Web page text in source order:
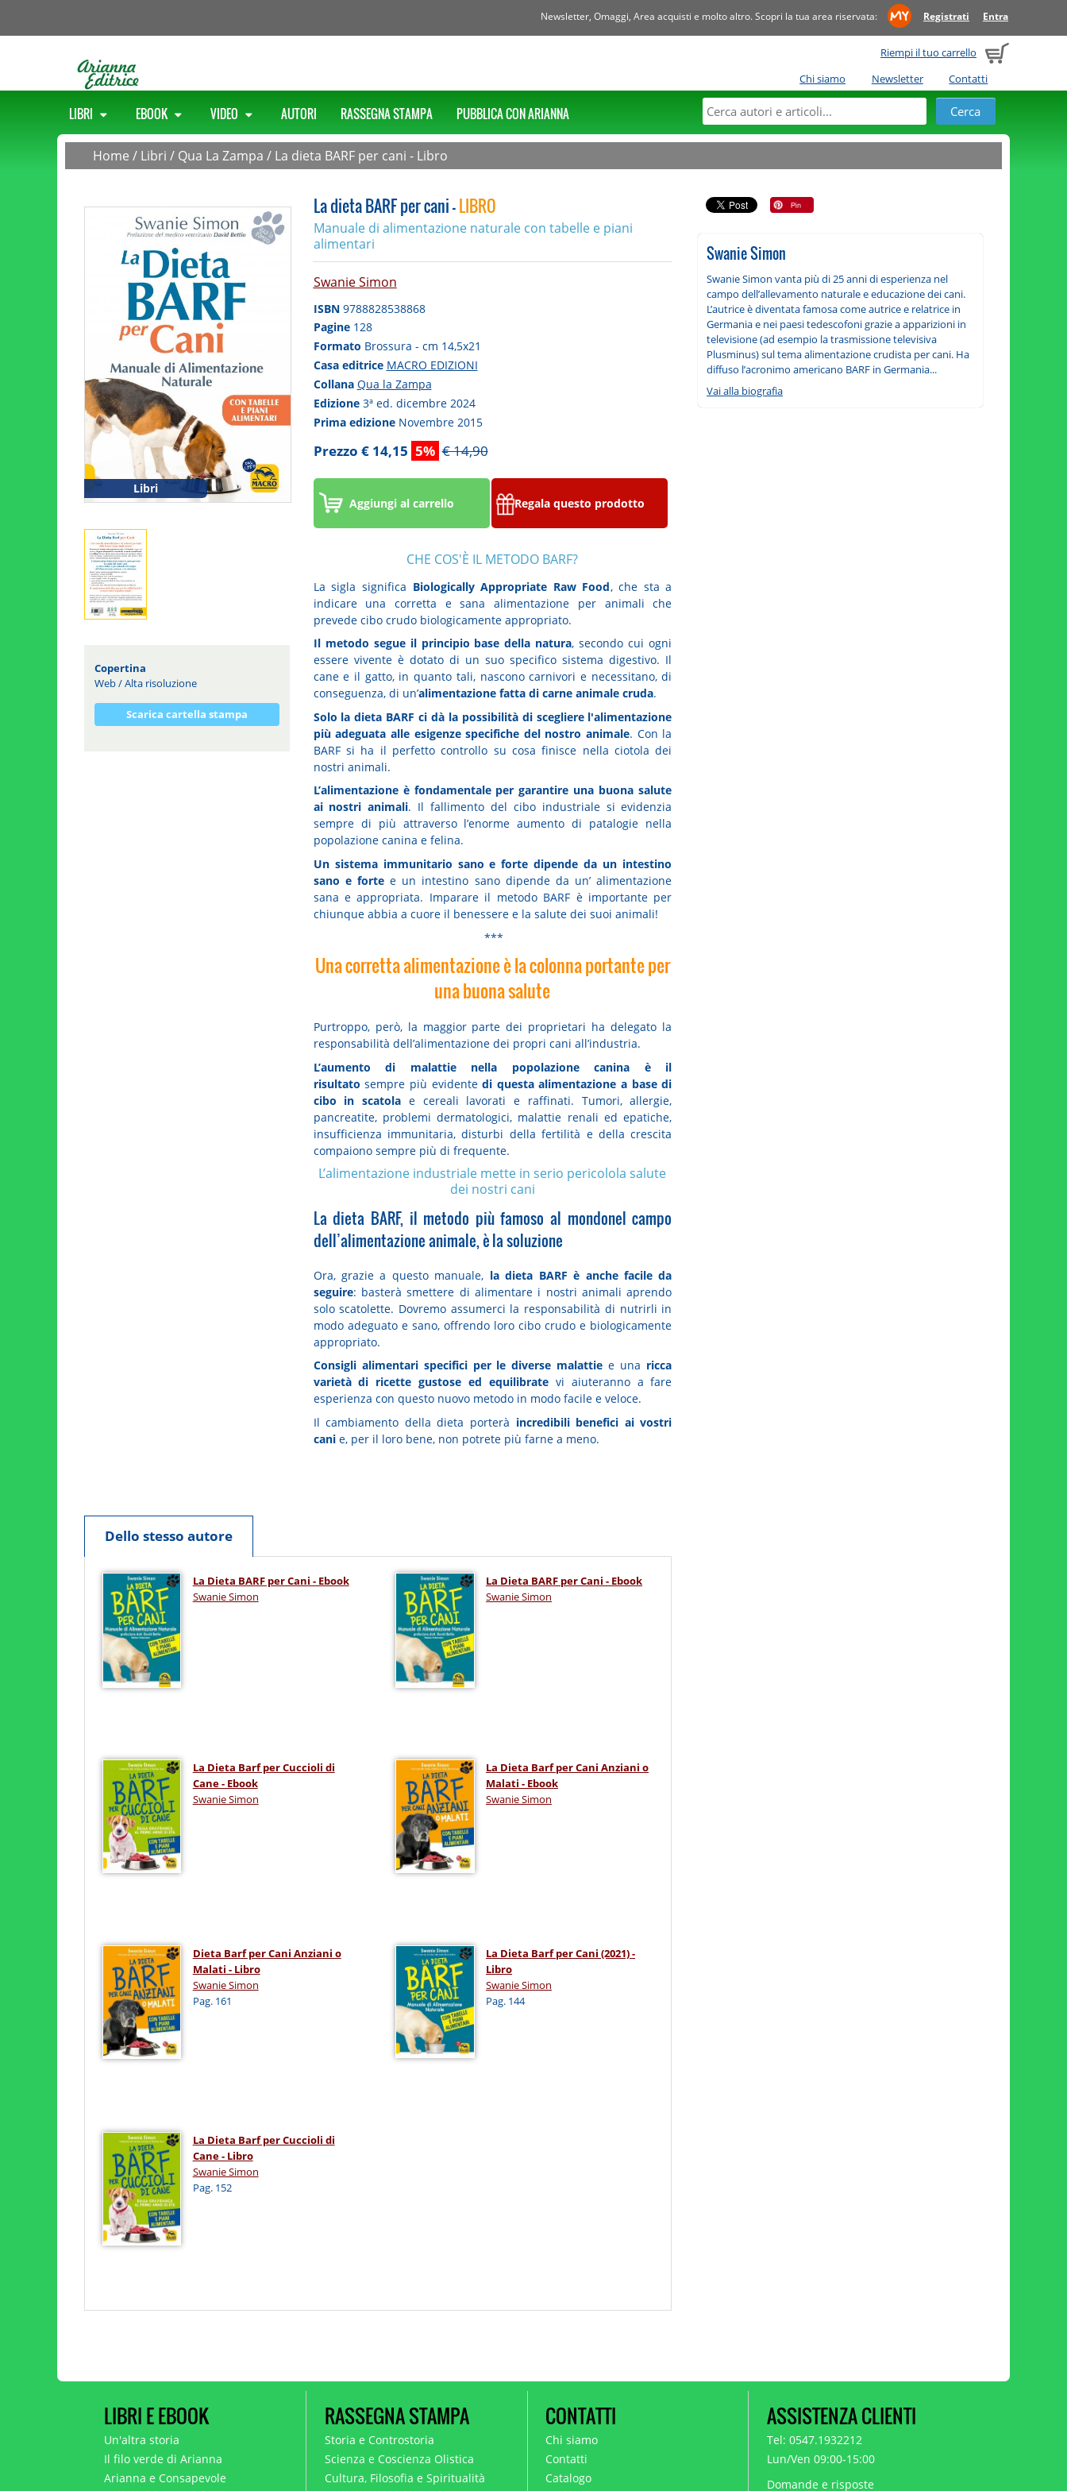
Newsletter, Omaggi, Area acquisti e molto altro. Scopri la tua area riservata: Registrati Entra
Riempi il tuo carrello
Chi siamo
Newsletter Contatti
LIBRI EBOOK VIDEO AUTORI RASSEGNA STAMPA PUBBLICA CON ARIANNA
Home / Libri / Qua La Zampa / La dieta BARF per cani - Libro
Libri
Copertina
Web/Alta risoluzione
Scarica cartella stampa
La dieta BARF per cani -LIBRO
Manuale di alimentazione naturale con tabelle e piani
alimentari
Swanie Simon
ISBN 9788828538868
Pagine 128
Formato Brossura - cm 14,5x21
Casa editrice MACRO EDIZIONI
Collana Qua la Zampa
Edizione 3ª ed. dicembre 2024
Prima edizione Novembre 2015
Prezzo € 14,15 5% € 14,90
Aggiungi al carrello Regala questo prodotto
CHE COS'È IL METODO BARF?
La sigla significa Biologically Appropriate Raw Food, che sta a
indicare una corretta e sana alimentazione per animali che
prevede cibo crudo biologicamente appropriato.
Il metodo segue il principio base della natura, secondo cui ogni
essere vivente è dotato di un suo specifico sistema digestivo. Il
cane e il gatto, in quanto tali, nascono carnivori e necessitano, di
conseguenza, di un’alimentazione fatta di carne animale cruda.
Solo la dieta BARF ci dà la possibilità di scegliere l'alimentazione
più adeguata alle esigenze specifiche del nostro animale. Con la
BARF si ha il perfetto controllo su cosa finisce nella ciotola dei
nostri animali.
L’alimentazione è fondamentale per garantire una buona salute
ai nostri animali. Il fallimento del cibo industriale si evidenzia
sempre di più attraverso l’enorme aumento di patalogie nella
popolazione canina e felina.
Un sistema immunitario sano e forte dipende da un intestino
sano e fortee un intestino sano dipende da un’ alimentazione
sana e appropriata. Imparare il metodo BARF è importante per
chiunque abbia a cuore il benessere e la salute dei suoi animali!
***
Una corretta alimentazione è la colonna portante per
una buona salute
Purtroppo, però, la maggior parte dei proprietari ha delegato la
responsabilità dell’alimentazione dei propri cani all’industria.
L’aumento di malattie nella popolazione canina è il
risultato sempre più evidentedi questa alimentazione a base di
cibo in scatola e cereali lavorati e raffinati. Tumori, allergie,
pancreatite, problemi dermatologici, malattie renali ed epatiche,
insufficienza immunitaria, disturbi della fertilità e della crescita
compaiono sempre più di frequente.
L’alimentazione industriale mette in serio pericolola salute
dei nostri cani
La dieta BARF, il metodo più famoso al mondonel campo
dell’alimentazione animale, è la soluzione
Ora, grazie a questo manuale, la dieta BARF è anche facile da
seguire: basterà smettere di alimentare i nostri animali aprendo
solo scatolette. Dovremo assumerci la responsabilità di nutrirli in
modo adeguato e sano, offrendo loro cibo crudo e biologicamente
appropriato.
Consigli alimentari specifici per le diverse malattie e una ricca
varietà di ricette gustose ed equilibratevi aiuteranno a fare
esperienza con questo nuovo metodo in modo facile e veloce.
Il cambiamento della dieta porterà incredibili benefici ai vostri
canie, per il loro bene, non potrete più farne a meno.
Dello stesso autore
La Dieta BARF per Cani - Ebook
Swanie Simon
La Dieta BARF per Cani - Ebook
Swanie Simon
La Dieta Barf per Cuccioli di
Cane - Ebook
Swanie Simon
La Dieta Barf per Cani Anziani o
Malati - Ebook
Swanie Simon
Dieta Barf per Cani Anziani o
Malati - Libro
Swanie Simon
Pag. 161
La Dieta Barf per Cani (2021) -
Libro
Swanie Simon
Pag. 144
La Dieta Barf per Cuccioli di
Cane - Libro
Swanie Simon
Pag. 152
Swanie Simon
Swanie Simon vanta più di 25 anni di esperienza nel
campo dell’allevamento naturale e educazione dei cani.
L’autrice è diventata famosa come autrice e relatrice in
Germania e nei paesi tedescofoni grazie a apparizioni in
televisione (ad esempio la trasmissione televisiva
Plusminus) sul tema alimentazione crudista per cani. Ha
diffuso l’acronimo americano BARF in Germania...
Vai alla biografia
LIBRI E EBOOK
Un'altra storia
Il filo verde di Arianna
Arianna e Consapevole
RASSEGNA STAMPA
Storia e Controstoria
Scienza e Coscienza Olistica
Cultura, Filosofia e Spiritualità
CONTATTI
Chi siamo
Contatti
Catalogo
ASSISTENZA CLIENTI
Tel: 0547.1932212
Lun/Ven 09:00-15:00
Domande e risposte